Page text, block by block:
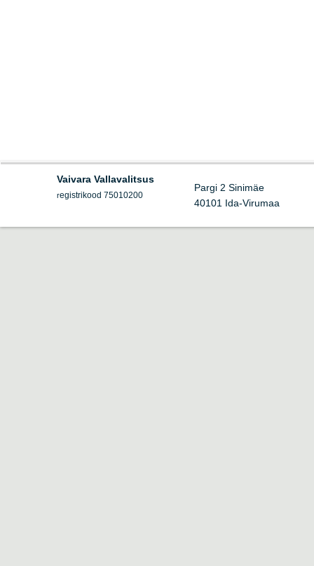
Vaivara Vallavalitsus
registrikood 75010200
Pargi 2 Sinimäe
40101 Ida-Virumaa